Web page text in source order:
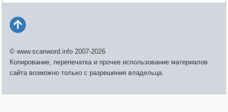
© www.scanword.info 2007-2026
Копирование, перепечатка и прочее использование материалов
сайта возможно только с разрешения владельца.